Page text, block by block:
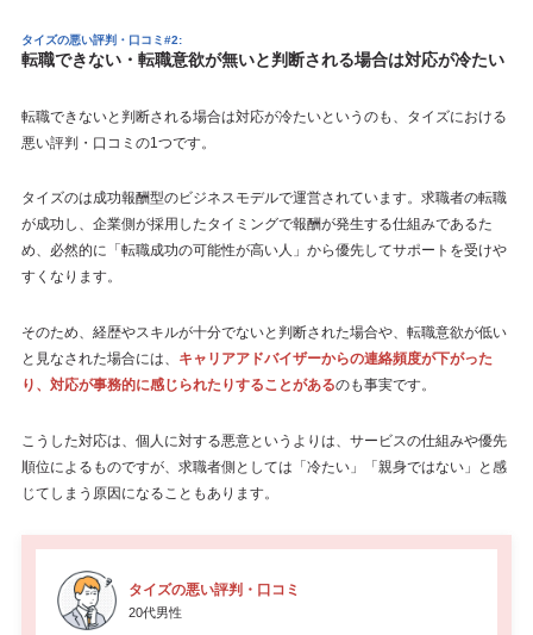
タイズの悪い評判・口コミ#2:
転職できない・転職意欲が無いと判断される場合は対応が冷たい
転職できないと判断される場合は対応が冷たいというのも、タイズにおける
悪い評判・口コミの1つです。
タイズのは成功報酬型のビジネスモデルで運営されています。求職者の転職
が成功し、企業側が採用したタイミングで報酬が発生する仕組みであるた
め、必然的に「転職成功の可能性が高い人」から優先してサポートを受けや
すくなります。
そのため、経歴やスキルが十分でないと判断された場合や、転職意欲が低い
と見なされた場合には、 キャリアアドバイザーからの連絡頻度が下がった
り、対応が事務的に感じられたりすることがあるのも事実です。
こうした対応は、個人に対する悪意というよりは、サービスの仕組みや優先
順位によるものですが、求職者側としては「冷たい」「親身ではない」と感
じてしまう原因になることもあります。
タイズの悪い評判・口コミ
20代男性